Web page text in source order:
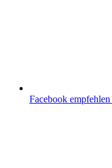
Facebook empfehlen